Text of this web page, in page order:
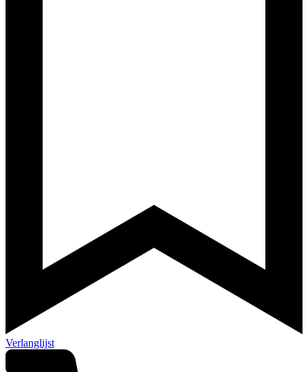
Verlanglijst